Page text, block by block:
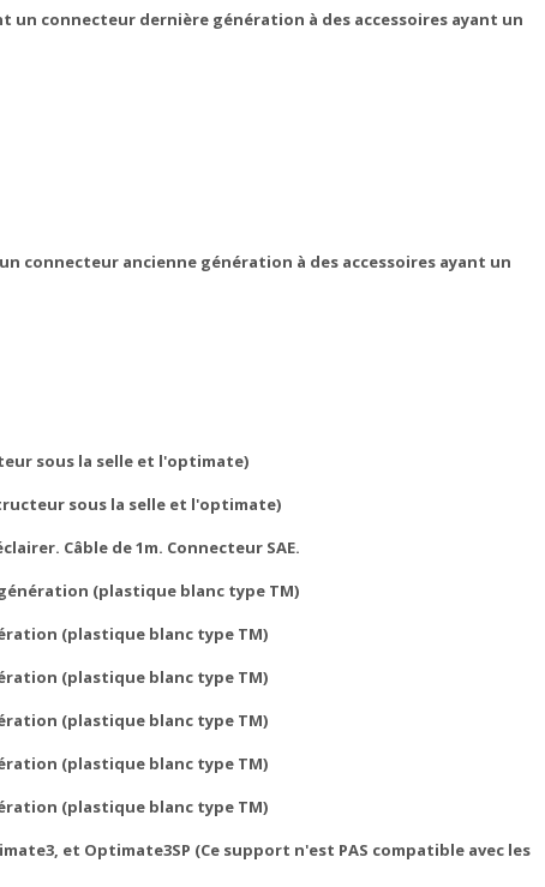
un connecteur dernière génération à des accessoires ayant un
connecteur ancienne génération à des accessoires ayant un
sous la selle et l'optimate)
sous la selle et l'optimate)
Câble de 1m. Connecteur SAE.
(plastique blanc type TM)
(plastique blanc type TM)
(plastique blanc type TM)
(plastique blanc type TM)
(plastique blanc type TM)
(plastique blanc type TM)
et Optimate3SP (Ce support n'est PAS compatible avec les